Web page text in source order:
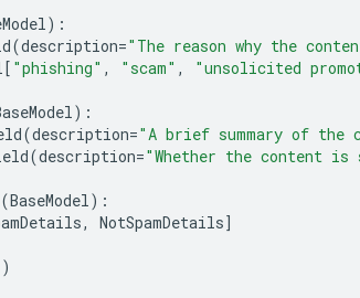
):
(description="The reason why the
[ "phishing" , "scam" , "unsolicited
):
(description="A brief summary of the
(description="Whether the content
(BaseModel):
, NotSpamDetails]